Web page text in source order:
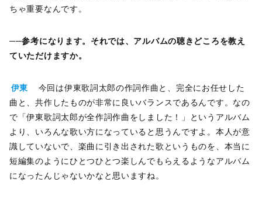
ちゃ重要なんです。
──参考になります。それでは、アルバムの聴きどころを教え
ていただけますか。
伊東
今回は伊東歌詞太郎の作詞作曲と、完全にお任せした
曲と、共作したものが非常に良いバランスであるんです。なの
で「伊東歌詞太郎が全作詞作曲をしました！」というアルバム
より、いろんな歌い方になっていると思うんですよ。本人が意
識していないで、楽曲に引き出された歌というものを、本当に
短編集のようにひとつひとつ楽しんでもらえるようなアルバム
になったんじゃないかなと思いますね。